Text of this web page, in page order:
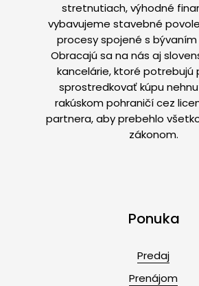
stretnutiach, výhodné
vybavujeme stavebné
procesy spojené s bývaním
Obracajú sa na nás aj
kancelárie, ktoré potrebujú
sprostredkovať kúpu
rakúskom pohraničí cez
partnera, aby prebehlo
zákonom.
Ponuka
Predaj
Prenájom